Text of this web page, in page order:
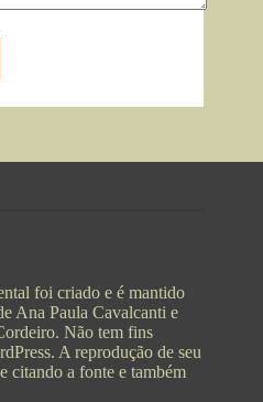
foi criado e é mantido
Ana Paula Cavalcanti e
Não tem fins
A reprodução de seu
citando a fonte e também